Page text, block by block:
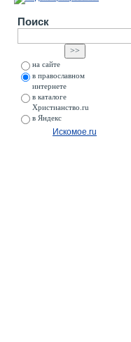
Поиск
на сайте
в православном
интернете
в каталоге
Христианство.ru
в Яндекс
Искомое.ru